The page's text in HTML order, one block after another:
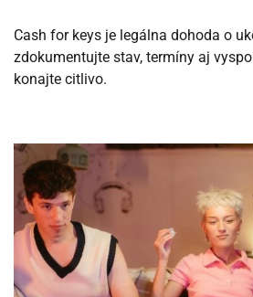
Cash for keys je legálna dohoda o
zdokumentujte stav, termíny aj
konajte citlivo.